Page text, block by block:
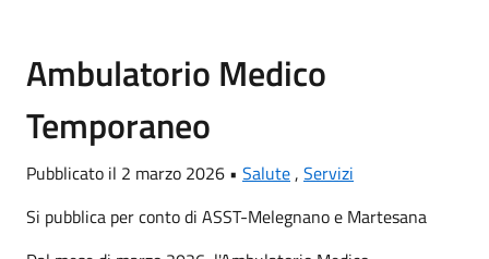
Ambulatorio Medico
Temporaneo
Pubblicato il 2 marzo 2026 • Salute, Servizi
Si pubblica per conto di ASST-Melegnano e Martesana